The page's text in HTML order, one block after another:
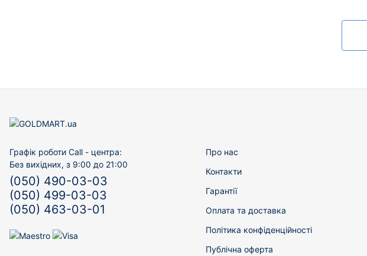
Графік роботи Call - центра:
Без вихідних, з 9:00 до 21:00
(050) 490-03-03
(050) 499-03-03
(050) 463-03-01
Про нас
Контакти
Гарантії
Оплата та доставка
Політика конфіденційності
Публічна оферта